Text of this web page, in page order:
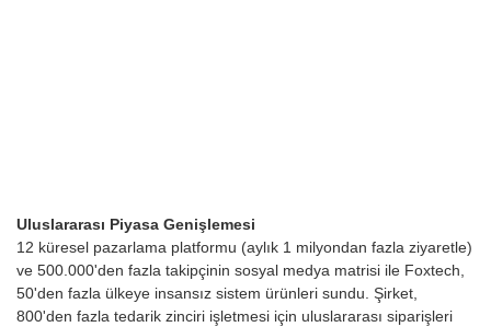
Uluslararası Piyasa Genişlemesi
12 küresel pazarlama platformu (aylık 1 milyondan fazla ziyaretle)
ve 500.000'den fazla takipçinin sosyal medya matrisi ile Foxtech,
50'den fazla ülkeye insansız sistem ürünleri sundu. Şirket,
800'den fazla tedarik zinciri işletmesi için uluslararası siparişleri